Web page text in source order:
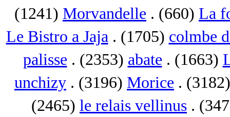
(1241) Morvandelle . (660) La
Le Bistro a Jaja. (1705) colmbe
palisse . (2353) abate . (1663)
unchizy . (3196) Morice .
(2465) le relais vellinus .